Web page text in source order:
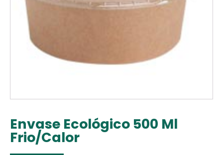
Envase Ecológico 500 Ml
Frio/Calor
------------